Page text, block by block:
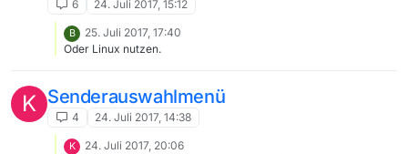
6 24. Juli 2017, 15:12
B
25. Juli 2017, 17:40
Oder Linux nutzen.
K Senderauswahlmenü
4 24. Juli 2017, 14:38
K
24. Juli 2017, 20:06